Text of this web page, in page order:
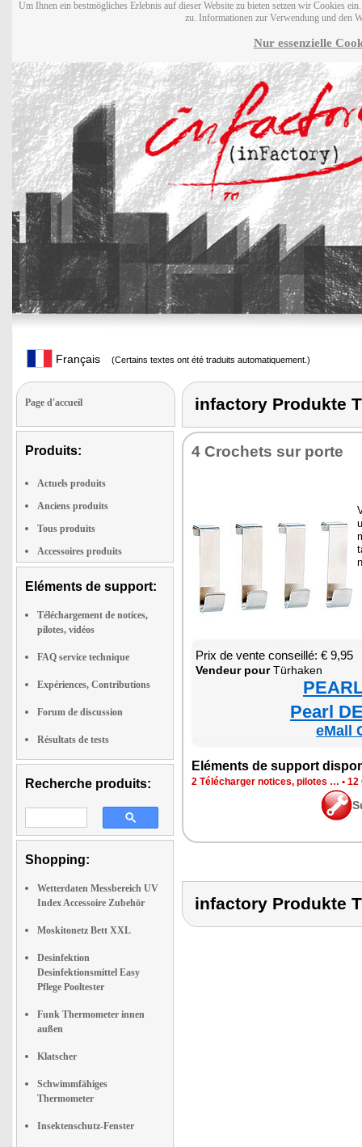
Um Ihnen ein bestmögliches Erlebnis auf dieser Website zu bieten setzen wir Cookies
zu. Informationen zur Verwendung und den
Nur essenzielle
Français (Certains textes ont été traduits automatiquement.)
Page d'accueil
Produits:
Actuels produits
Anciens produits
Tous produits
Accessoires produits
Eléments de support:
Téléchargement de notices,
pilotes, vidéos
FAQ service technique
Expériences, Contributions
Forum de discussion
Résultats de tests
Recherche produits:
Shopping:
Wetterdaten Messbereich UV
Index Accessoire Zubehör
Moskitonetz Bett XXL
Desinfektion
Desinfektionsmittel Easy
Pflege Pooltester
Funk Thermometer innen
außen
Klatscher
Schwimmfähiges
Thermometer
Insektenschutz-Fenster
infactory Produkte
4 Cro­chets sur porte
Prix de vente conseillé: € 9,95
Ven­deur pourTürha­ken
Pearl
eMall
Elé­ments de sup­port
2 Télé­char­ger notices, pilotes … • 12
infactory Produkte